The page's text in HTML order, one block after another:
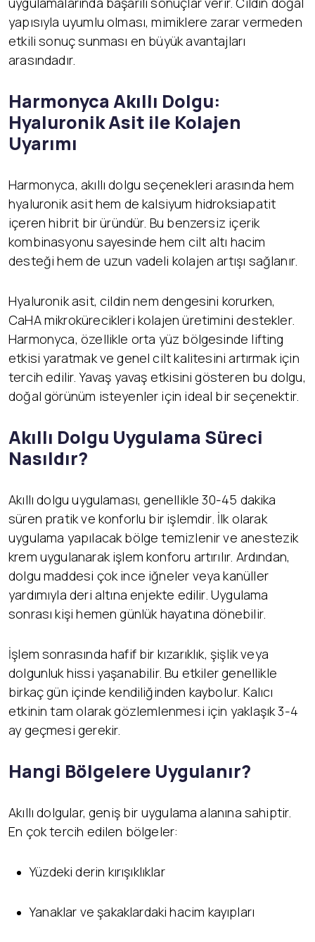
yapısıyla uyumlu olması, mimiklere zarar vermeden
etkili sonuç sunması en büyük avantajları
arasındadır.
Harmonyca Akıllı Dolgu:
Hyaluronik Asit ile Kolajen
Uyarımı
Harmonyca, akıllı dolgu seçenekleri arasında hem
hyaluronik asit hem de kalsiyum hidroksiapatit
içeren hibrit bir üründür. Bu benzersiz içerik
kombinasyonu sayesinde hem cilt altı hacim
desteği hem de uzun vadeli kolajen artışı sağlanır.
Hyaluronik asit, cildin nem dengesini korurken,
CaHA mikrokürecikleri kolajen üretimini destekler.
Harmonyca, özellikle orta yüz bölgesinde lifting
etkisi yaratmak ve genel cilt kalitesini artırmak için
tercih edilir. Yavaş yavaş etkisini gösteren bu dolgu,
doğal görünüm isteyenler için ideal bir seçenektir.
Akıllı Dolgu Uygulama Süreci
Nasıldır?
Akıllı dolgu uygulaması, genellikle 30-45 dakika
süren pratik ve konforlu bir işlemdir. İlk olarak
uygulama yapılacak bölge temizlenir ve anestezik
krem uygulanarak işlem konforu artırılır. Ardından,
dolgu maddesi çok ince iğneler veya kanüller
yardımıyla deri altına enjekte edilir. Uygulama
sonrası kişi hemen günlük hayatına dönebilir.
İşlem sonrasında hafif bir kızarıklık, şişlik veya
dolgunluk hissi yaşanabilir. Bu etkiler genellikle
birkaç gün içinde kendiliğinden kaybolur. Kalıcı
etkinin tam olarak gözlemlenmesi için yaklaşık 3-4
ay geçmesi gerekir.
Hangi Bölgelere Uygulanır?
Akıllı dolgular, geniş bir uygulama alanına sahiptir.
En çok tercih edilen bölgeler:
Yüzdeki derin kırışıklıklar
Yanaklar ve şakaklardaki hacim kayıpları